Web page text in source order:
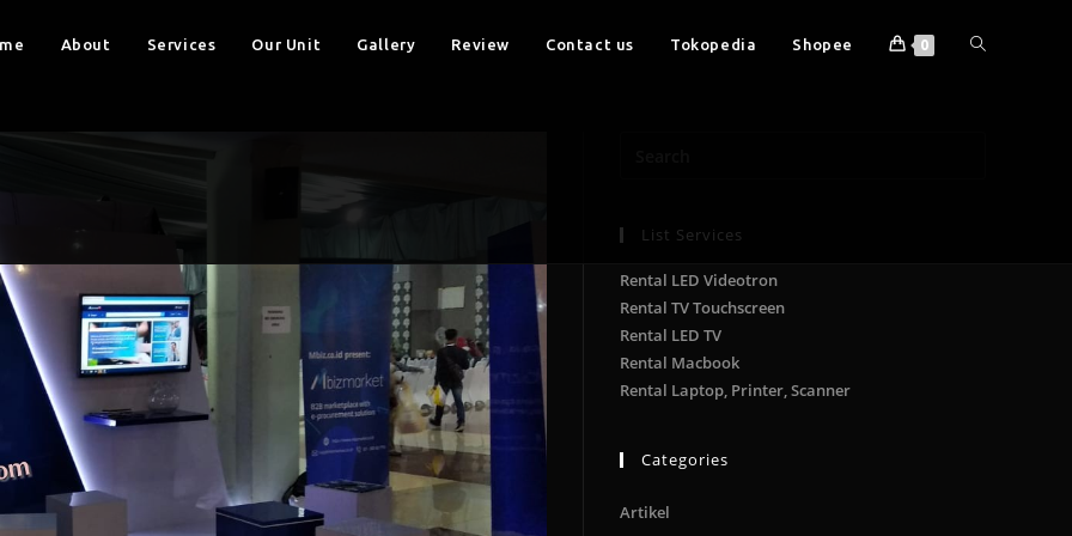
About Services Our Unit Gallery Review Contact us Tokopedia Shopee 0
List Services
Rental LED Videotron
Rental TV Touchscreen
Rental LED TV
Rental Macbook
Rental Laptop, Printer, Scanner
Categories
Artikel